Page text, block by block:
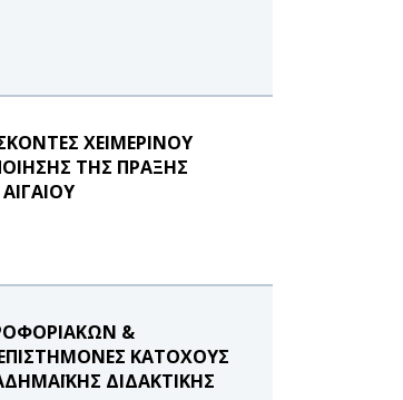
ΧΕΙΜΕΡΙΝΟΥ
ΤΗΣ ΠΡΑΞΗΣ
&
ΚΑΤΟΧΟΥΣ
ΔΙΔΑΚΤΙΚΗΣ